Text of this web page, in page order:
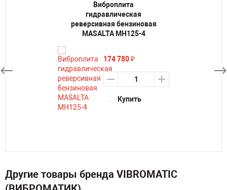
Виброплита
гидравлическая
реверсивная бензиновая
MASALTA MH125-4
174 780₽
Купить
Другие товары бренда VIBROMATIC